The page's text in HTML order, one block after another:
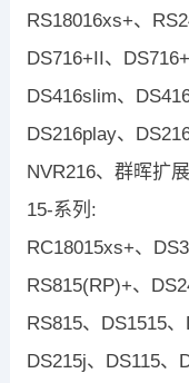
RS18016xs+、
DS716+II、
DS416slim、
DS216play、
NVR216、群晖扩
15-系列:
RC18015xs+、
RS815(RP)+、
RS815、DS1515
DS215j、DS115、